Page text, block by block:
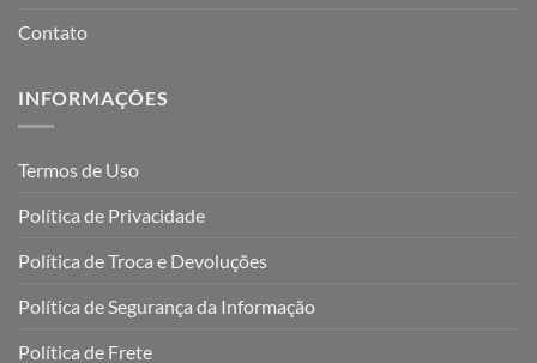
Contato
INFORMAÇÕES
Termos de Uso
Política de Privacidade
Política de Troca e Devoluções
Política de Segurança da Informação
Política de Frete